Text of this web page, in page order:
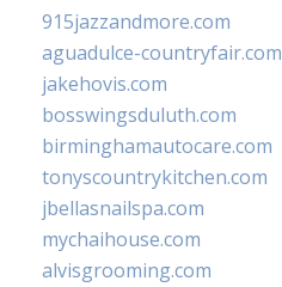
915jazzandmore.com
aguadulce-countryfair.com
jakehovis.com
bosswingsduluth.com
birminghamautocare.com
tonyscountrykitchen.com
jbellasnailspa.com
mychaihouse.com
alvisgrooming.com